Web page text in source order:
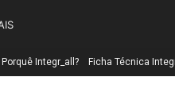
Porquê Integr_all? Ficha Técnica